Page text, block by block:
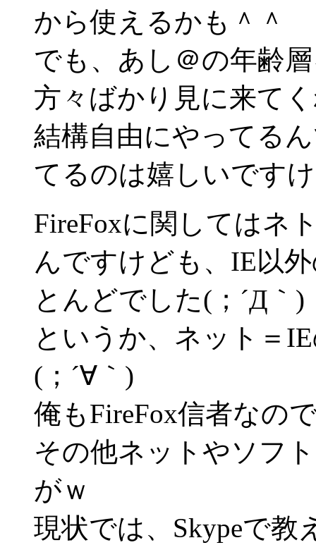
から使えるかも＾＾
でも、あし＠の年齢
方々ばかり見に来て
結構自由にやってる
てるのは嬉しいです
FireFoxに関してはネ
んですけども、IE以
とんどでした(；´Д｀)
というか、ネット＝
(；´∀｀)
俺もFireFox信者なの
その他ネットやソフ
がｗ
現状では、Skypeで